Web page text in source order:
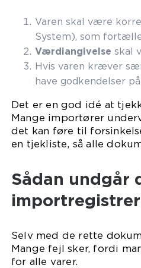
Varen skal være
System), som
Værdiangivelse skal
Hvis varen kræver
have godkendelser
Det er en god idé at
Mange importører
det kan føre til
en tjekliste, så alle
Sådan undgår
Selv med de rette
Mange fejl sker, fordi
for alle varer.